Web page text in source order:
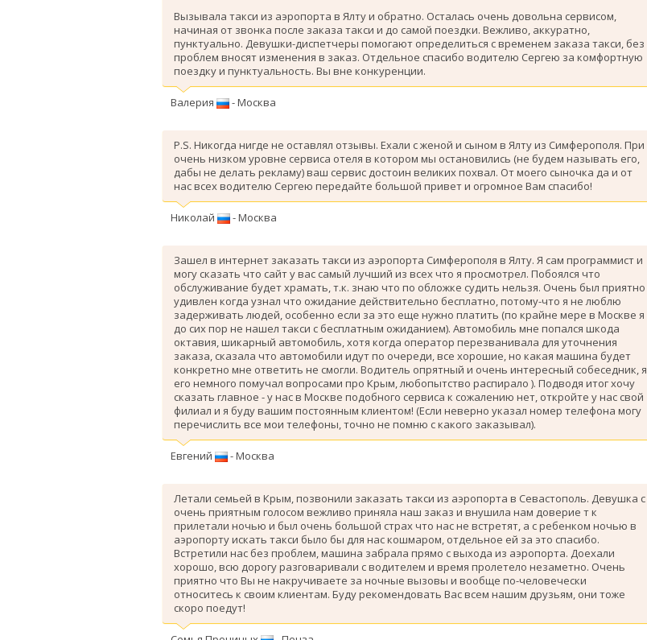
Вызывала такси из аэропорта в Ялту и обратно. Осталась очень довольна сервисом,
начиная от звонка после заказа такси и до самой поездки. Вежливо, аккуратно,
пунктуально. Девушки-диспетчеры помогают определиться с временем заказа такси, без
проблем вносят изменения в заказ. Отдельное спасибо водителю Сергею за комфортную
поездку и пунктуальность. Вы вне конкуренции.
Валерия - Москва
P.S. Никогда нигде не оставлял отзывы. Ехали с женой и сыном в Ялту из Симферополя. При
очень низком уровне сервиса отеля в котором мы остановились (не будем называть его,
дабы не делать рекламу) ваш сервис достоин великих похвал. От моего сыночка да и от
нас всех водителю Сергею передайте большой привет и огромное Вам спасибо!
Николай - Москва
Зашел в интернет заказать такси из аэропорта Симферополя в Ялту. Я сам программист и
могу сказать что сайт у вас самый лучший из всех что я просмотрел. Побоялся что
обслуживание будет храмать, т.к. знаю что по обложке судить нельзя. Очень был приятно
удивлен когда узнал что ожидание действительно бесплатно, потому-что я не люблю
задерживать людей, особенно если за это еще нужно платить (по крайне мере в Москве я
до сих пор не нашел такси с бесплатным ожиданием). Автомобиль мне попался шкода
октавия, шикарный автомобиль, хотя когда оператор перезванивала для уточнения
заказа, сказала что автомобили идут по очереди, все хорошие, но какая машина будет
конкретно мне ответить не смогли. Водитель опрятный и очень интересный собеседник, я
его немного помучал вопросами про Крым, любопытство распирало ). Подводя итог хочу
сказать главное - у нас в Москве подобного сервиса к сожалению нет, откройте у нас свой
филиал и я буду вашим постоянным клиентом! (Если неверно указал номер телефона могу
перечислить все мои телефоны, точно не помню с какого заказывал).
Евгений - Москва
Летали семьей в Крым, позвонили заказать такси из аэропорта в Севастополь. Девушка с
очень приятным голосом вежливо приняла наш заказ и внушила нам доверие т к
прилетали ночью и был очень большой страх что нас не встретят, а с ребенком ночью в
аэропорту искать такси было бы для нас кошмаром, отдельное ей за это спасибо.
Вcтретили нас без проблем, машина забрала прямо с выхода из аэропорта. Доехали
хорошо, всю дорогу разговаривали с водителем и время пролетело незаметно. Очень
приятно что Вы не накручиваете за ночные вызовы и вообще по-человечески
относитесь к своим клиентам. Буду рекомендовать Вас всем нашим друзьям, они тоже
скоро поедут!